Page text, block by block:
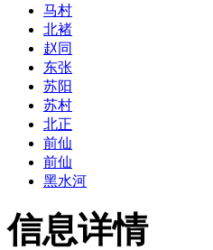
马村
北褚
赵同
东张
苏阳
苏村
北正
前仙
前仙
黑水河
信息详情